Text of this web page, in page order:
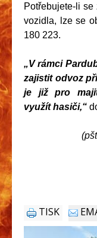
Potřebujete-li
vozidla, lze se
180 223.
„V rámci
zajistit odvoz
je již pro
využít hasiči,“
TISK